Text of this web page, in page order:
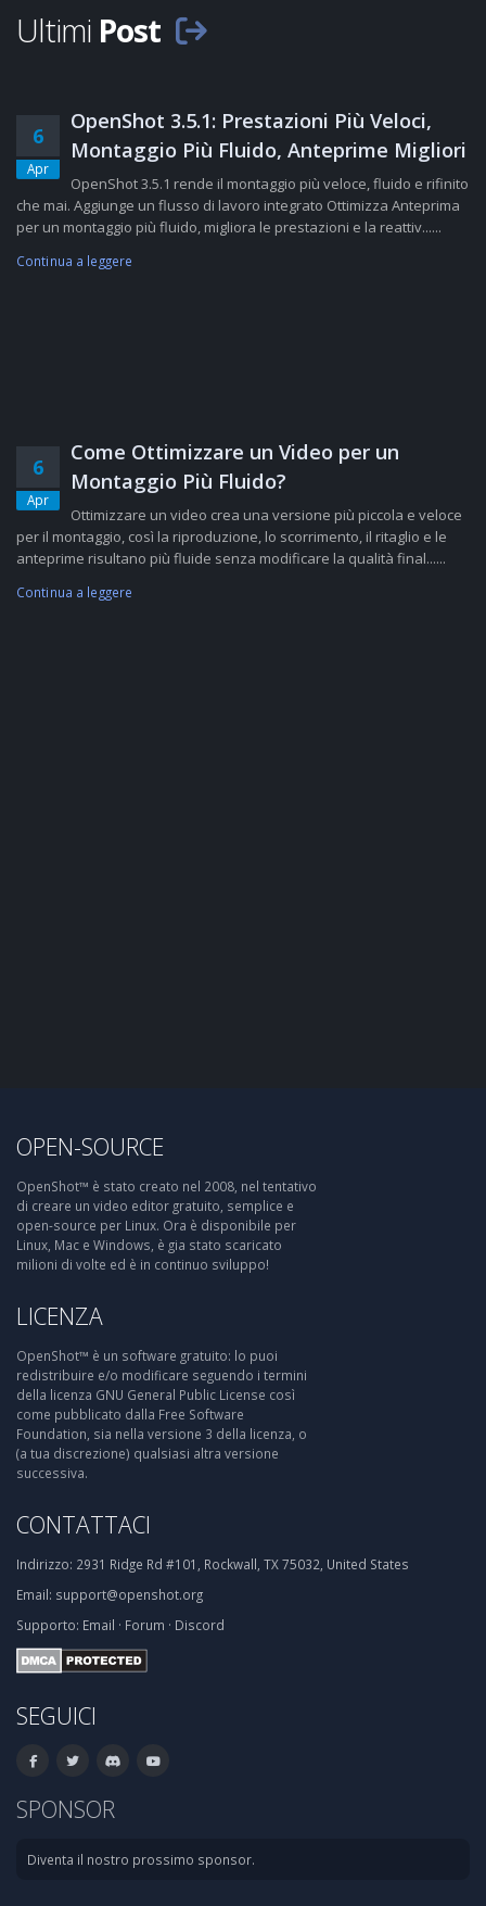
Ultimi Post
6
Apr
OpenShot 3.5.1: Prestazioni Più Veloci,
Montaggio Più Fluido, Anteprime Migliori
OpenShot 3.5.1 rende il montaggio più veloce, fluido e rifinito
che mai. Aggiunge un flusso di lavoro integrato Ottimizza Anteprima
per un montaggio più fluido, migliora le prestazioni e la reattiv......
Continua a leggere
6
Apr
Come Ottimizzare un Video per un
Montaggio Più Fluido?
Ottimizzare un video crea una versione più piccola e veloce
per il montaggio, così la riproduzione, lo scorrimento, il ritaglio e le
anteprime risultano più fluide senza modificare la qualità final......
Continua a leggere
OPEN-SOURCE
OpenShot™ è stato creato nel 2008, nel tentativo
di creare un video editor gratuito, semplice e
open-source per Linux. Ora è disponibile per
Linux, Mac e Windows, è gia stato scaricato
milioni di volte ed è in continuo sviluppo!
LICENZA
OpenShot™ è un software gratuito: lo puoi
redistribuire e/o modificare seguendo i termini
della licenza GNU General Public License così
come pubblicato dalla Free Software
Foundation, sia nella versione 3 della licenza, o
(a tua discrezione) qualsiasi altra versione
successiva.
CONTATTACI
Indirizzo: 2931 Ridge Rd #101, Rockwall, TX 75032, United States
Email: support@openshot.org
Supporto: Email · Forum · Discord
SEGUICI
SPONSOR
Diventa il nostro prossimo sponsor.